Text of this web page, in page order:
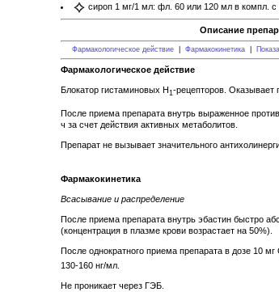
сироп 1 мг/1 мл: фл. 60 или 120 мл в компл.
Описание
Фармакологическое действие| Фармакокинетика|
Фармакологическое действие
Блокатор гистаминовых H1-рецепторов. Оказывает
После приема препарата внутрь выраженное
ч за счет действия активных метаболитов.
Препарат не вызывает значительного
Фармакокинетика
Всасывание и распределение
После приема препарата внутрь эбастин быстро
(концентрация в плазме крови возрастает на 50%).
После однократного приема препарата в дозе 10 мг
130-160 нг/мл.
Не проникает через ГЭБ.